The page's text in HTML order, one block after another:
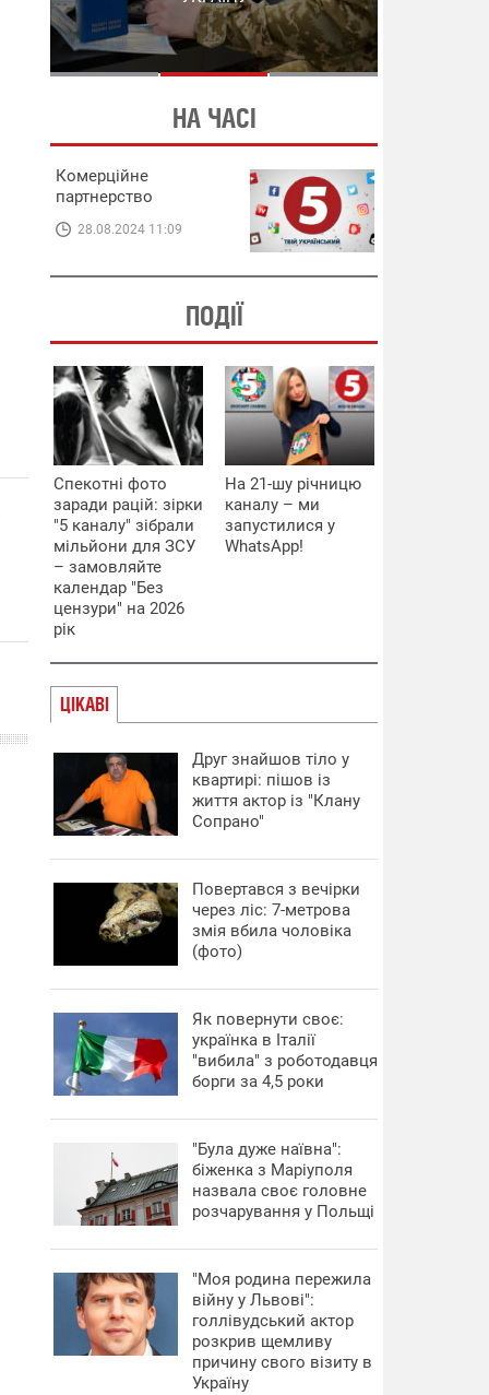
СХЕМИ В ЕНЕРГЕТИЦІ
ЕНЕРГЕТИЦІ
НА ЧАСІ
Комерційне
партнерство
28.08.2024 11:09
ПОДІЇ
Спекотні фото
заради рацій: зірки
"5 каналу" зібрали
мільйони для ЗСУ
– замовляйте
календар "Без
цензури" на 2026
рік
На 21-шу річницю
каналу – ми
запустилися у
WhatsApp!
ЦІКАВІ
Друг знайшов тіло у
квартирі: пішов із
життя актор із "Клану
Сопрано"
Повертався з вечірки
через ліс: 7-метрова
змія вбила чоловіка
(фото)
​Як повернути своє:
українка в Італії
"вибила" з роботодавця
борги за 4,5 роки
"Була дуже наївна":
біженка з Маріуполя
назвала своє головне
розчарування у Польщі
"Моя родина пережила
війну у Львові":
голлівудський актор
розкрив щемливу
причину свого візиту в
Україну